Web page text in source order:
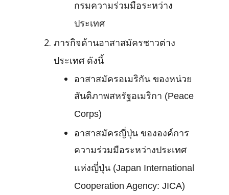
กรมความร่วมมือระหว่าง
ประเทศ
ภารกิจด้านอาสาสมัครชาวต่าง
ประเทศ ดังนี้
อาสาสมัครอเมริกัน ของหน่วย
สันติภาพสหรัฐอเมริกา (Peace
Corps)
อาสาสมัครญี่ปุ่น ขององค์การ
ความร่วมมือระหว่างประเทศ
แห่งญี่ปุ่น (Japan International
Cooperation Agency: JICA)